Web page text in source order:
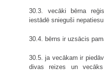
30.3. vecāki bērna
iestādē snieguši
30.4. bērns ir uzsācis
30.5. ja vecākam ir
divas reizes un